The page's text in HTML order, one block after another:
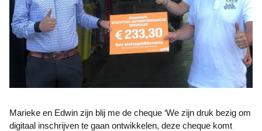
Marieke en Edwin zijn blij me de cheque ‘We zijn druk bezig om
digitaal inschrijven te gaan ontwikkelen, deze cheque komt